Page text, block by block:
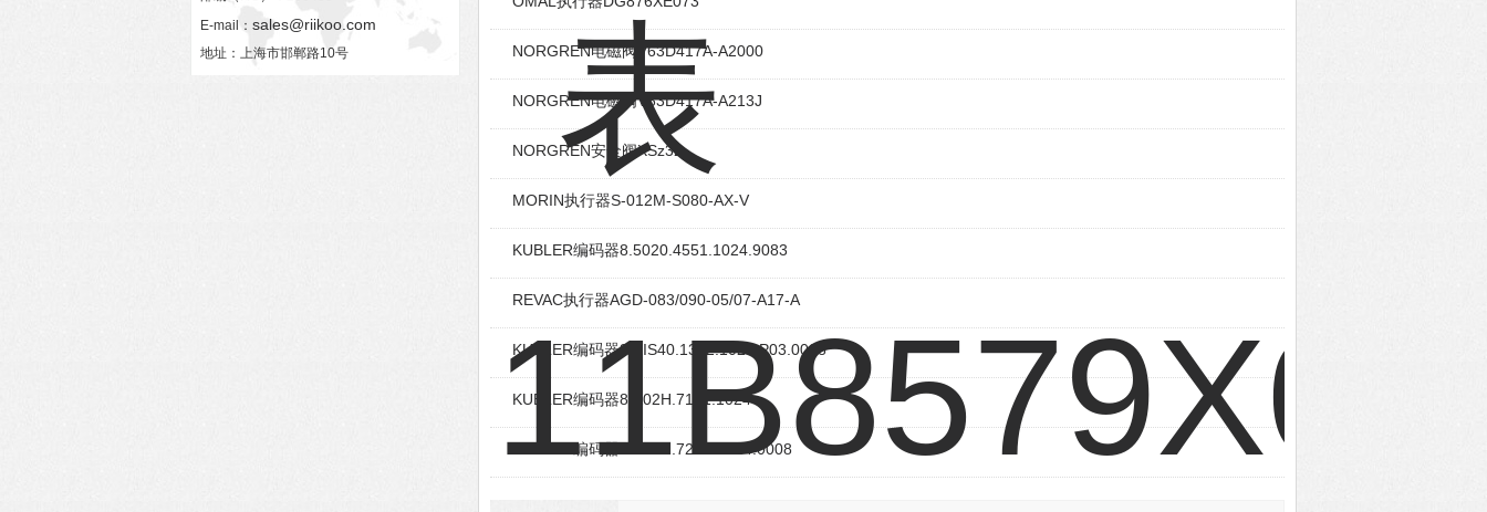
E-mail： sales@riikoo.com
地址：上海市邯郸路10号 NORGREN电磁阀V63D417A-A2000
NORGREN电磁阀V63D417A-A213J
NORGREN安全阀XSz32
MORIN执行器S-012M-S080-AX-V
KUBLER编码器8.5020.4551.1024.9083
REVAC执行器AGD-083/090-05/07-A17-A
KUBLER编码器8.KIS40.1332.1024.P03.0008
KUBLER编码器8.A02H.7131.1024
KUBLER编码器8.A02H.723A.1024.0008